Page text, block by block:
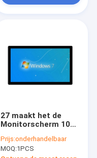
27 maakt het de
Monitorscherm 10
Duim1000units PCAP
Aanraking Punten
Prijs:onderhandelbaar
MOQ:1PCS